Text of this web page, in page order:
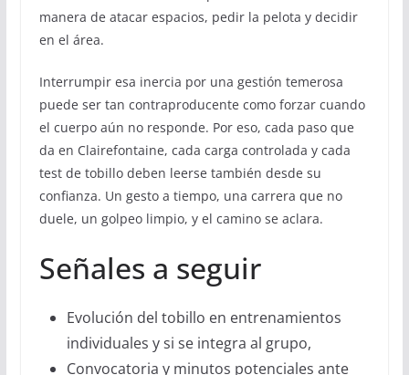
manera de atacar espacios, pedir la pelota y decidir
en el área.
Interrumpir esa inercia por una gestión temerosa
puede ser tan contraproducente como forzar cuando
el cuerpo aún no responde. Por eso, cada paso que
da en Clairefontaine, cada carga controlada y cada
test de tobillo deben leerse también desde su
confianza. Un gesto a tiempo, una carrera que no
duele, un golpeo limpio, y el camino se aclara.
Señales a seguir
Evolución del tobillo en entrenamientos
individuales y si se integra al grupo,
Convocatoria y minutos potenciales ante